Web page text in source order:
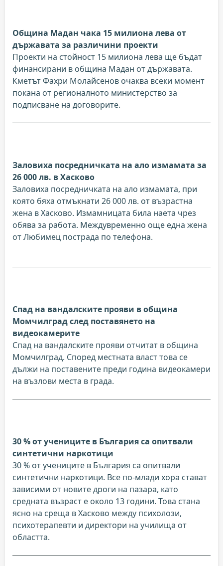
Община Мадан чака 15 милиона лева от
държавата за различини проекти
Проекти на стойност 15 милиона лева ще бъдат
финансирани в община Мадан от държавата.
Кметът Фахри Молайсенов очаква всеки момент
покана от регионалното министерство за
подписване на договорите.
Заловиха посредничката на ало измамата за
26 000 лв. в Хасково
Заловиха посредничката на ало измамата, при
която бяха отмъкнати 26 000 лв. от възрастна
жена в Хасково. Измамницата била наета чрез
обява за работа. Междувременно още една жена
от Любимец пострада по телефона.
Спад на вандалските прояви в община
Момчилград след поставянето на
видеокамерите
Спад на вандалските прояви отчитат в община
Момчилград. Според местната власт това се
дължи на поставените преди година видеокамери
на възлови места в града.
30 % от учениците в България са опитвали
синтетични наркотици
30 % от учениците в България са опитвали
синтетични наркотици. Все по-млади хора стават
зависими от новите дроги на пазара, като
средната възраст е около 13 години. Това стана
ясно на среща в Хасково между психолози,
психотерапевти и директори на училища от
областта.